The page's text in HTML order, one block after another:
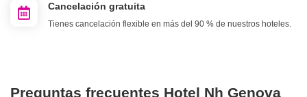
Cancelación gratuita
Tienes cancelación flexible en más del 90 % de nuestros hoteles.
Preguntas frecuentes Hotel Nh Genova